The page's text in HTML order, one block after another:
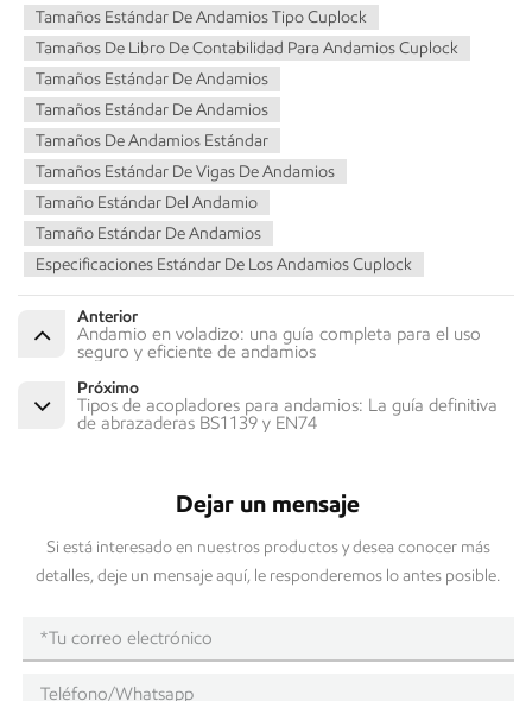
Tamaños Estándar De Andamios Tipo Cuplock
Tamaños De Libro De Contabilidad Para Andamios Cuplock
Tamaños Estándar De Andamios
Tamaños Estándar De Andamios
Tamaños De Andamios Estándar
Tamaños Estándar De Vigas De Andamios
Tamaño Estándar Del Andamio
Tamaño Estándar De Andamios
Especificaciones Estándar De Los Andamios Cuplock
Anterior
Andamio en voladizo: una guía completa para el uso
seguro y eficiente de andamios
Próximo
Tipos de acopladores para andamios: La guía definitiva
de abrazaderas BS1139 y EN74
Dejar un mensaje
Si está interesado en nuestros productos y desea conocer más
detalles, deje un mensaje aquí, le responderemos lo antes posible.